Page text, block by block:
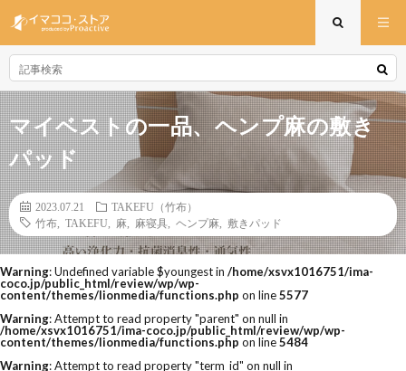
マイベストの一品、ヘンプ麻の敷き
パッド
2023.07.21
TAKEFU（竹布）
竹布
TAKEFU 麻 麻寝具 ヘンプ麻 敷きパッド
Warning: Undefined variable $youngest in /home/xsvx1016751/ima-
coco.jp/public_html/review/wp/wp-
content/themes/lionmedia/functions.php on line5577
Warning: Attempt to read property "parent" on null in
/home/xsvx1016751/ima-coco.jp/public_html/review/wp/wp-
content/themes/lionmedia/functions.php on line5484
Warning: Attempt to read property "term_id" on null in